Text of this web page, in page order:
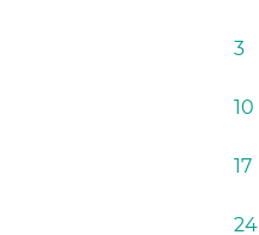
3
10
17
24